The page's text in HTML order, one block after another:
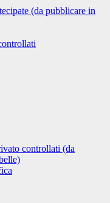
(da pubblicare in
controllati (da